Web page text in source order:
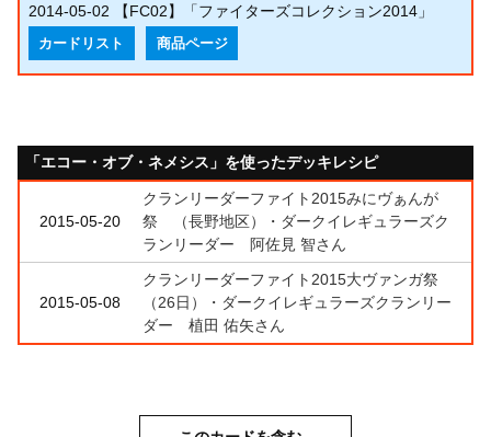
2014-05-02 【FC02】「ファイターズコレクション2014」
カードリスト 商品ページ
「エコー・オブ・ネメシス」を使ったデッキレシピ
2015-05-20
クランリーダーファイト2015みにヴぁんが
祭 （長野地区）・ダークイレギュラーズク
ランリーダー 阿佐見 智さん
2015-05-08
クランリーダーファイト2015大ヴァンガ祭
（26日）・ダークイレギュラーズクランリー
ダー 植田 佑矢さん